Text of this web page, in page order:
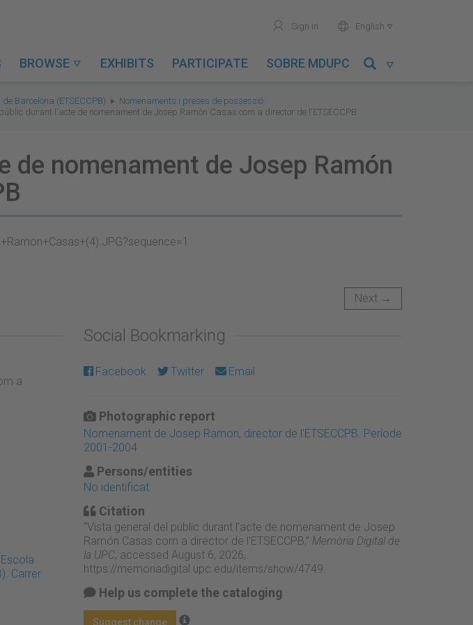
user Sign in world English 
BROWSE  EXHIBITS PARTICIPATE SOBRE MDUPC 
Barcelona (ETSECCPB)
Nomenaments i preses de possessió
durant l'acte de nomenament de Josep Ramón Casas com a director de l'ETSECCPB
de nomenament de Josep Ramón
Next →
a
Carrer
Social Bookmarking
Facebook Twitter Email
Photographic report
Nomenament de Josep Ramon, director de l'ETSECCPB. Període
2001-2004
Persons/entities
No identificat
Citation
“Vista general del públic durant l'acte de nomenament de Josep
Ramón Casas com a director de l'ETSECCPB,” Memòria Digital de
la UPC, accessed August 6, 2026,
https://memoriadigital.upc.edu/items/show/4749
Help us complete the cataloging
Suggest change